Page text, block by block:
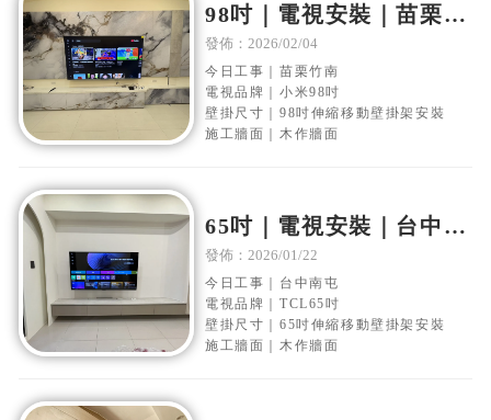
98吋｜電視安裝｜苗栗竹
南｜木作電視牆｜移動伸
縮壁掛架安裝
發佈：2026/02/04
今日工事｜苗栗竹南
電視品牌｜小米98吋
壁掛尺寸｜98吋伸縮移動壁掛架安裝
施工牆面｜木作牆面
65吋｜電視安裝｜台中南
屯｜木作電視牆｜移動伸
縮壁掛架安裝
發佈：2026/01/22
今日工事｜台中南屯
電視品牌｜TCL65吋
壁掛尺寸｜65吋伸縮移動壁掛架安裝
施工牆面｜木作牆面